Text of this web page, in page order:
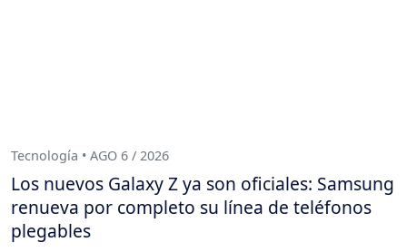
Tecnología • AGO 6 / 2026
Los nuevos Galaxy Z ya son oficiales: Samsung
renueva por completo su línea de teléfonos
plegables